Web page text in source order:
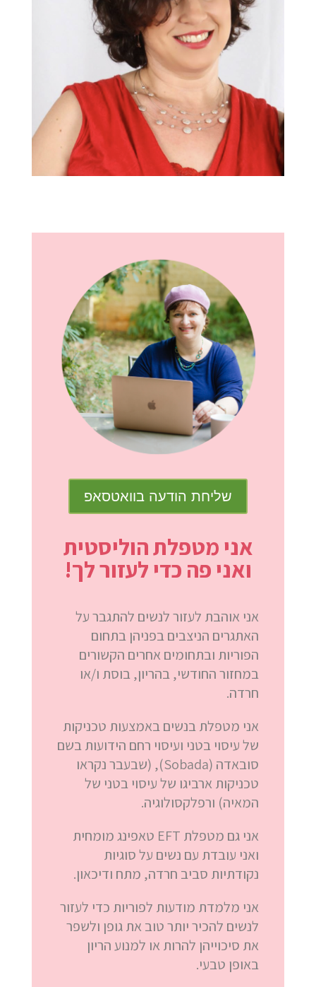
שליחת הודעה בוואטסאפ
אני מטפלת הוליסטית
ואני פה כדי לעזור לך!
אני אוהבת לעזור לנשים להתגבר על
האתגרים הניצבים בפניהן בתחום
הפוריות ובתחומים אחרים הקשורים
במחזור החודשי, בהריון, בוסת ו/או
חרדה.
אני מטפלת בנשים באמצעות טכניקות
של עיסוי בטני ועיסוי רחם הידועות בשם
סובאדה (Sobada), (שבעבר נקראו
טכניקות ארביגו של עיסוי בטני של
המאיה) ורפלקסולוגיה.
אני גם מטפלת EFT טאפינג מומחית
ואני עובדת עם נשים על סוגיות
נקודתיות סביב חרדה, מתח ודיכאון.
אני מלמדת מודעות לפוריות כדי לעזור
לנשים להכיר יותר טוב את גופן ולשפר
את סיכוייהן להרות או למנוע הריון
באופן טבעי.